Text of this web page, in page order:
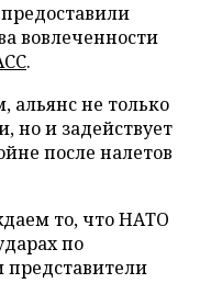
вовлеченности
.
не только
но и задействует
после налетов
то, что НАТО
по
представители